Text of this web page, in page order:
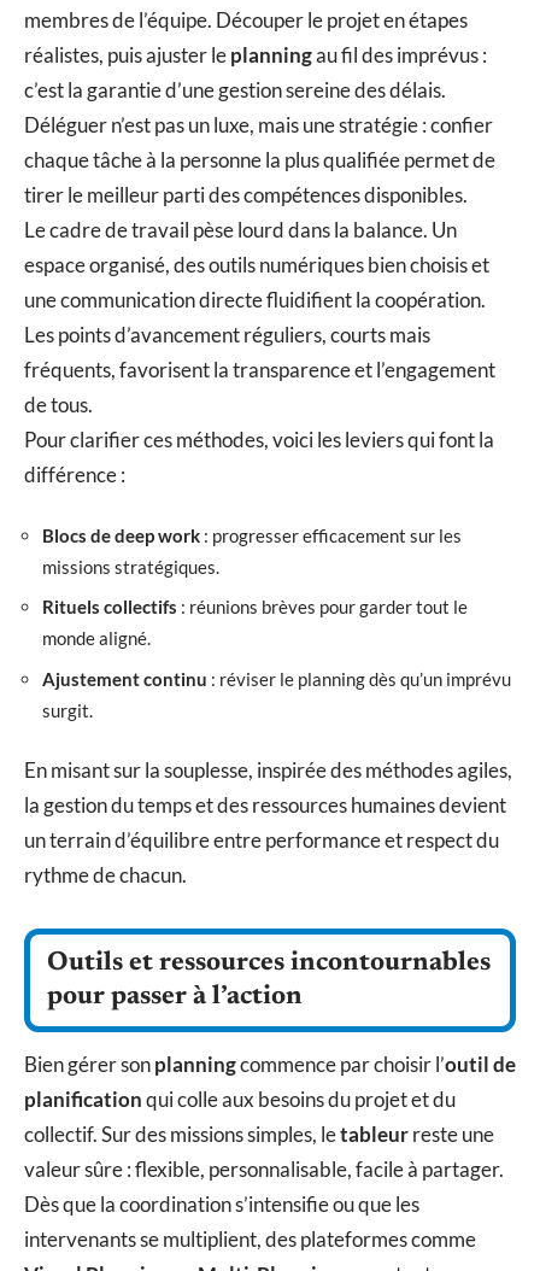
membres de l’équipe. Découper le projet en étapes
réalistes, puis ajuster leplanningau fil des imprévus :
c’est la garantie d’une gestion sereine des délais.
Déléguer n’est pas un luxe, mais une stratégie : confier
chaque tâche à la personne la plus qualifiée permet de
tirer le meilleur parti des compétences disponibles.
Le cadre de travail pèse lourd dans la balance. Un
espace organisé, des outils numériques bien choisis et
une communication directe fluidifient la coopération.
Les points d’avancement réguliers, courts mais
fréquents, favorisent la transparence et l’engagement
de tous.
Pour clarifier ces méthodes, voici les leviers qui font la
différence :
Blocs de deep work : progresser efficacement sur les
missions stratégiques.
Rituels collectifs : réunions brèves pour garder tout le
monde aligné.
Ajustement continu : réviser le planning dès qu’un imprévu
surgit.
En misant sur la souplesse, inspirée des méthodes agiles,
la gestion du temps et des ressources humaines devient
un terrain d’équilibre entre performance et respect du
rythme de chacun.
Outils et ressources incontournables
pour passer à l’action
Bien gérer sonplanningcommence par choisir l’outil de
planificationqui colle aux besoins du projet et du
collectif. Sur des missions simples, letableurreste une
valeur sûre : flexible, personnalisable, facile à partager.
Dès que la coordination s’intensifie ou que les
intervenants se multiplient, des plateformes comme